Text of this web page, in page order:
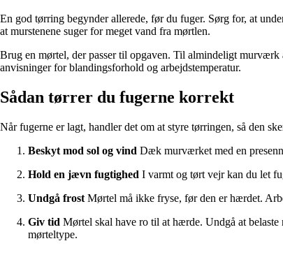
En god tørring begynder allerede, før du fuger. Sørg for, at
at murstenene suger for meget vand fra mørtlen.
Brug en mørtel, der passer til opgaven. Til almindeligt
anvisninger for blandingsforhold og arbejdstemperatur.
Sådan tørrer du fugerne korrekt
Når fugerne er lagt, handler det om at styre tørringen, så den
Beskyt mod sol og vind Dæk murværket med en
Hold en jævn fugtighed I varmt og tørt vejr kan du let
Undgå frost Mørtel må ikke fryse, før den er hærdet.
Giv tid Mørtel skal have ro til at hærde. Undgå at
mørteltype.